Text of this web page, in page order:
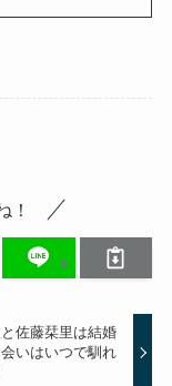
！
佐藤栞里は結婚
いはいつで馴れ